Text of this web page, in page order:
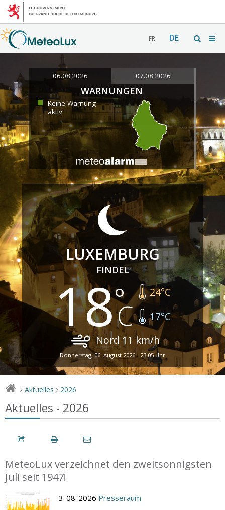
FR DE
06.08.2026 07.08.2026
WARNUNGEN
Keine Warnung
aktiv
LUXEMBURG
FINDEL
18 24°C
17°C
Nord 11km/h
Donnerstag, 06. August 2026 - 23:05 Uhr
> Aktuelles > 2026
Aktuelles - 2026
MeteoLux verzeichnet den zweitsonnigsten
Juli seit 1947!
3-08-2026 Presseraum